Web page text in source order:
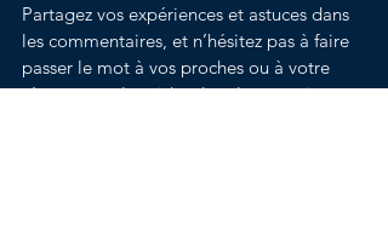
Partagez vos expériences et astuces dans
les commentaires, et n’hésitez pas à faire
passer le mot à vos proches ou à votre
réseau pour les aider dans leurs projets